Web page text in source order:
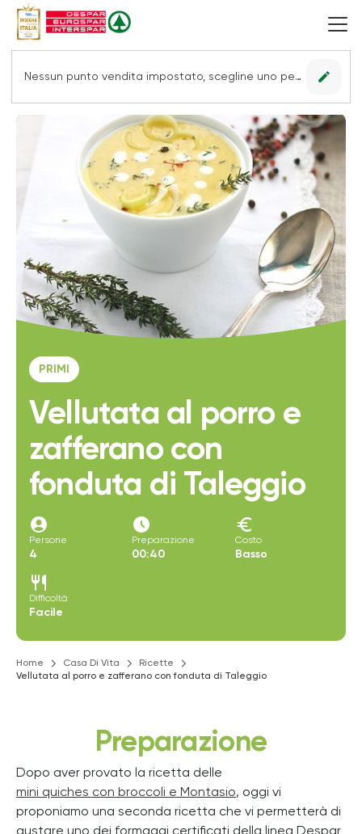
Nessun punto vendita impostato, scegline uno per vedere le offerte. edit
PRIMI
Vellutata al porro e
zafferano con
fonduta di Taleggio
account_circle
Persone
4
access_time_filled
Preparazione
00:40
euro
Costo
Basso
restaurant
Difficoltà
Facile
Home Casa Di Vita
Ricette
Vellutata al porro e zafferano con fonduta di Taleggio
Preparazione
Dopo aver provato la ricetta delle
mini quiches con broccoli e Montasio, oggi vi
proponiamo una seconda ricetta che vi permetterà di
gustare uno dei formaggi certificati della linea Despar